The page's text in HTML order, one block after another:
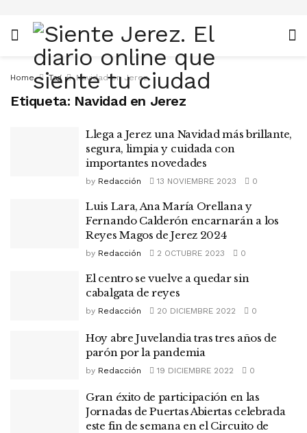
Home Tag Navidad en Jerez
Etiqueta: Navidad en Jerez
Llega a Jerez una Navidad más brillante,
segura, limpia y cuidada con
importantes novedades
by Redacción 13 NOVIEMBRE 2023 0
Luis Lara, Ana María Orellana y
Fernando Calderón encarnarán a los
Reyes Magos de Jerez 2024
by Redacción 2 OCTUBRE 2023 0
El centro se vuelve a quedar sin
cabalgata de reyes
by Redacción 20 DICIEMBRE 2022 0
Hoy abre Juvelandia tras tres años de
parón por la pandemia
by Redacción 19 DICIEMBRE 2022 0
Gran éxito de participación en las
Jornadas de Puertas Abiertas celebrada
este fin de semana en el Circuito de